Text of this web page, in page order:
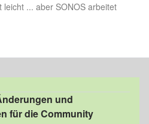
leicht ... aber SONOS arbeitet
und
für die Community